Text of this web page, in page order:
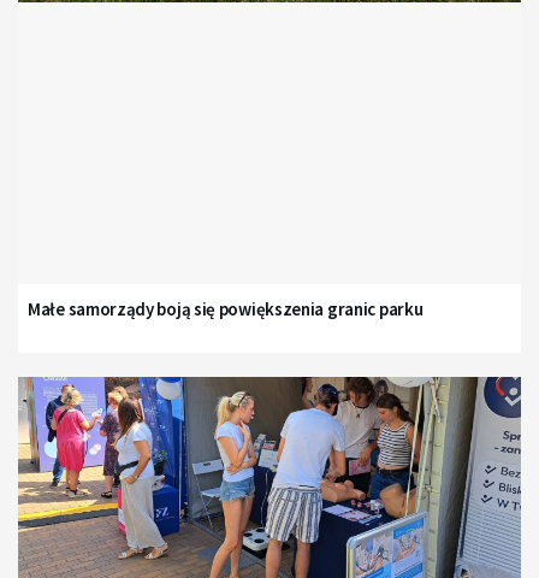
Małe samorządy boją się powiększenia granic parku